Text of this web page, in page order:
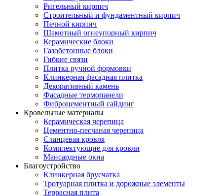
Ригельный кирпич
Строительный и фундаментный кирпич
Печной кирпич
Шамотный огнеупорный кирпич
Керамические блоки
Газобетонные блоки
Гибкие связи
Плитка ручной формовки
Клинкерная фасадная плитка
Декоративный камень
Фасадные термопанели
Фиброцементный сайдинг
Кровельные материалы
Керамическая черепица
Цементно-песчаная черепица
Сланцевая кровля
Комплектующие для кровли
Мансардные окна
Благоустройство
Клинкерная брусчатка
Тротуарная плитка и дорожные элементы
Террасная плита